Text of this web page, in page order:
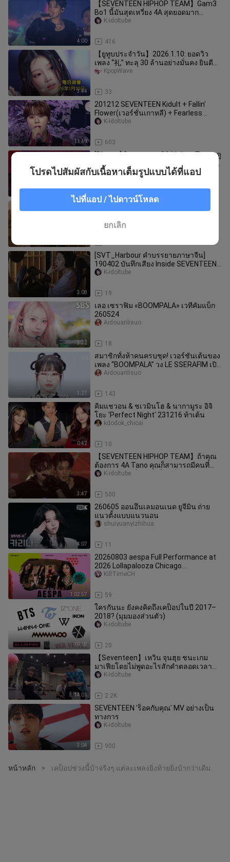
4:00
【SEVENTEEN HIPHOP TEAM】Gam3
Bo1 นี้มันสุดเหวี่ยง 4A สุดยอดมาก
คอนเสิร์ต 220625 BE THE SUN
416
K-idoltube
3:44
【ยูทูบประจำวัน】2026.1.10: ยอดวิว
เพลง “礼” ทะลุ 30 ล้านอย่างมั่นคง ยินดี
ด้วย! พัคแชรยองกลับมาติดชาร์ตอ
33
KpopWave
11:49
201212 SEVENTEEN Kidult + Fallin'
Flower(เวอร์ชั่นเกาหลี) + Fearless
2020TMA Zero Station
603
K-idoltube
[Blu-ray] Seventeen 96-Light a Flame ดู
จบแล้วจะมีที่ลุกเป็นไฟเสมอ ผมจะไม่บอก
คุณว่าที่ไหน
K-idoltube
โปรเจกต์ ALLDAY เปิดเผยซาวด์แทร็กเพ
ลงเดบิวต์ในอินเดีย “FAMOUS”
jiafeichanpinguoriji
3:08
[SVT_Harbour คำบรรยายภาษาจีน]
190402 บันทึกเสียง Inside SEVENTEEN
'Home' พร้อมคำบรรยายภาษาจีน
19
K-idoltube
3:32
เลอ เซราฟิม «BOOMPALA» เวทีคัมแบ็ก
260524
18
Aidouanlisuo
3:27
สมาชิกทั้งห้าคนครบชุด! เวอร์ชันเต้นของ
เพลง “BOOMPALA” วง LE SSERAFIM เปิด
ตัวแล้ว!
143
Aidouanlisuo
0:42
คิมแชวอน & ชเวมินโฮ & นากามูระ อิจิ
โยะ 'Perfect Night' 231216 ท้าเต้น
10
kdodok_chicai
3:47
【SEVENTEEN HIPHOP TEAM】ถ้าคุณ
ต้องการ 4A Tano คุณก็สามารถมีคนที่
ดุร้ายได้มากที่สุดเท่าที่จะเป็นไปได้
500
K-idoltube
4:07
260605 ออนอึนเลมอนเนด ยูจีมิน ถ่าย
แนวตั้งแบบแนวนอน
11
shuiyuanyizhihua
1:02:57
20260803 aespa Full Performance at
2026 Lollapalooza Chicago
#aespalooza #aespaATLollapalooza
59
KillTimeCH
19:18
ใครกันนะ ยังคงคิดถึงเคป็อปในปี 2017–
2018? (มุมมองส่วนตัว)
20
K-idoltube
14:01
【Seventeen】เหวิน จุนฮุย ชนะเกม
มาเฟียโดยไม่พูดอะไรสักคำตลอดเวลา
ฮ่าฮ่าฮ่า~
2.2K
K-idoltube
3:04
SEVENTEEN 'ร็อคกับคุณ' MV อย่างเป็น
ทางการ
900
K-idoltube
หน้าหลัก > เคป็อปช่วงนี้บ้าจริงๆ แต่ละเพลงยิ่งท้ายยิ่งบ้ากว่าเดิม
โปรดไปสัมผัสกับเนื้อหาเต็มรูปแบบได้ที่แอป
ไปที่แอป / ไปดาวน์โหลด
ยกเลิก